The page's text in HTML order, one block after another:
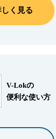
く見る
V-Lokの
便利な使い方